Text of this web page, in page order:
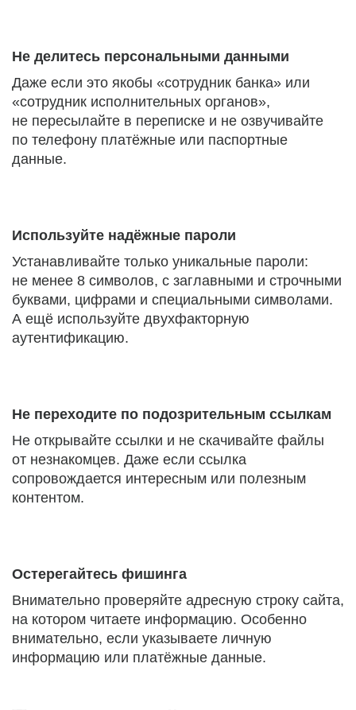
Не делитесь персональными данными
Даже если это якобы «сотрудник банка» или
«сотрудник исполнительных органов»,
не пересылайте в переписке и не озвучивайте
по телефону платёжные или паспортные
данные.
Используйте надёжные пароли
Устанавливайте только уникальные пароли:
не менее 8 символов, с заглавными и строчными
буквами, цифрами и специальными символами.
А ещё используйте двухфакторную
аутентификацию.
Не переходите по подозрительным ссылкам
Не открывайте ссылки и не скачивайте файлы
от незнакомцев. Даже если ссылка
сопровождается интересным или полезным
контентом.
Остерегайтесь фишинга
Внимательно проверяйте адресную строку сайта,
на котором читаете информацию. Особенно
внимательно, если указываете личную
информацию или платёжные данные.